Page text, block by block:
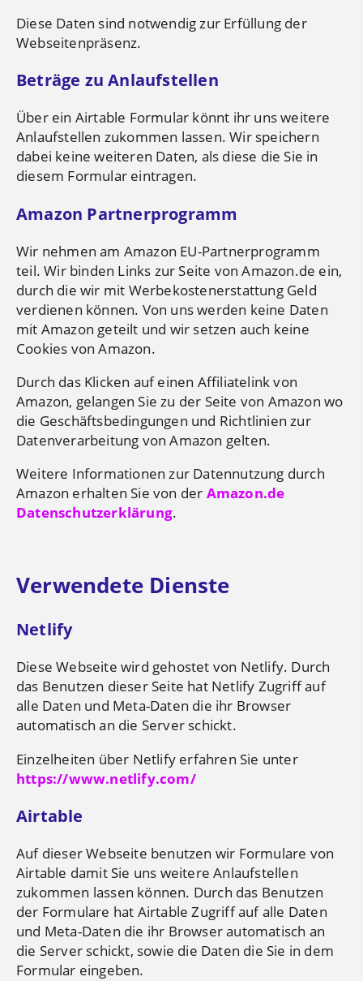
Diese Daten sind notwendig zur Erfüllung der
Webseitenpräsenz.
Beträge zu Anlaufstellen
Über ein Airtable Formular könnt ihr uns weitere
Anlaufstellen zukommen lassen. Wir speichern
dabei keine weiteren Daten, als diese die Sie in
diesem Formular eintragen.
Amazon Partnerprogramm
Wir nehmen am Amazon EU-Partnerprogramm
teil. Wir binden Links zur Seite von Amazon.de ein,
durch die wir mit Werbekostenerstattung Geld
verdienen können. Von uns werden keine Daten
mit Amazon geteilt und wir setzen auch keine
Cookies von Amazon.
Durch das Klicken auf einen Affiliatelink von
Amazon, gelangen Sie zu der Seite von Amazon wo
die Geschäftsbedingungen und Richtlinien zur
Datenverarbeitung von Amazon gelten.
Weitere Informationen zur Datennutzung durch
Amazon erhalten Sie von der Amazon.de
Datenschutzerklärung.
Verwendete Dienste
Netlify
Diese Webseite wird gehostet von Netlify. Durch
das Benutzen dieser Seite hat Netlify Zugriff auf
alle Daten und Meta-Daten die ihr Browser
automatisch an die Server schickt.
Einzelheiten über Netlify erfahren Sie unter
https://www.netlify.com/
Airtable
Auf dieser Webseite benutzen wir Formulare von
Airtable damit Sie uns weitere Anlaufstellen
zukommen lassen können. Durch das Benutzen
der Formulare hat Airtable Zugriff auf alle Daten
und Meta-Daten die ihr Browser automatisch an
die Server schickt, sowie die Daten die Sie in dem
Formular eingeben.